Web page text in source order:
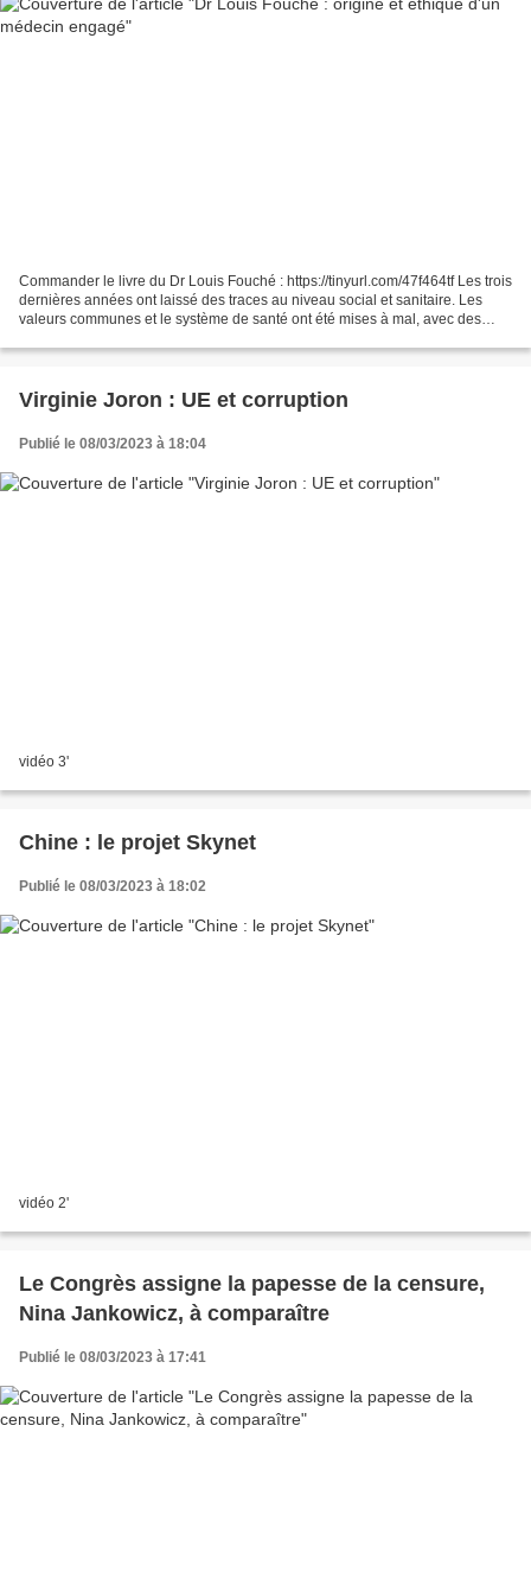
Commander le livre du Dr Louis Fouché : https://tinyurl.com/47f464tf Les trois
dernières années ont laissé des traces au niveau social et sanitaire. Les
valeurs communes et le système de santé ont été mises à mal, avec des
Virginie Joron : UE et corruption
Publié le 08/03/2023 à 18:04
vidéo 3'
Chine : le projet Skynet
Publié le 08/03/2023 à 18:02
vidéo 2'
Le Congrès assigne la papesse de la censure,
Nina Jankowicz, à comparaître
Publié le 08/03/2023 à 17:41